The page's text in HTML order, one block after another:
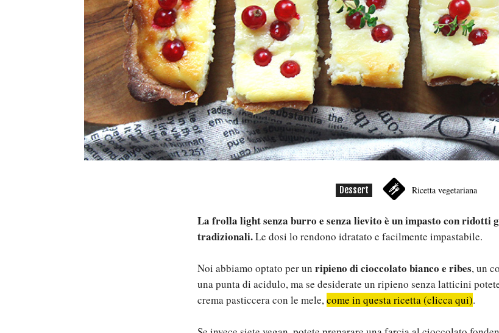
Dessert Ricetta vegetariana
La frolla light senza burro e senza lievito è un impasto con ridotti
tradizionali.Le dosi lo rendono idratato e facilmente impastabile.
Noi abbiamo optato per un ripieno di cioccolato bianco e ribes, un
una punta di acidulo, ma se desiderate un ripieno senza latticini
crema pasticcera con le mele,come in questa ricetta (clicca qui).